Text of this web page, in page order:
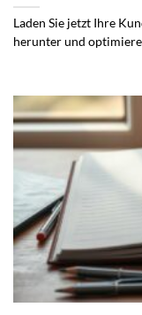
Laden Sie jetzt Ihre
herunter und